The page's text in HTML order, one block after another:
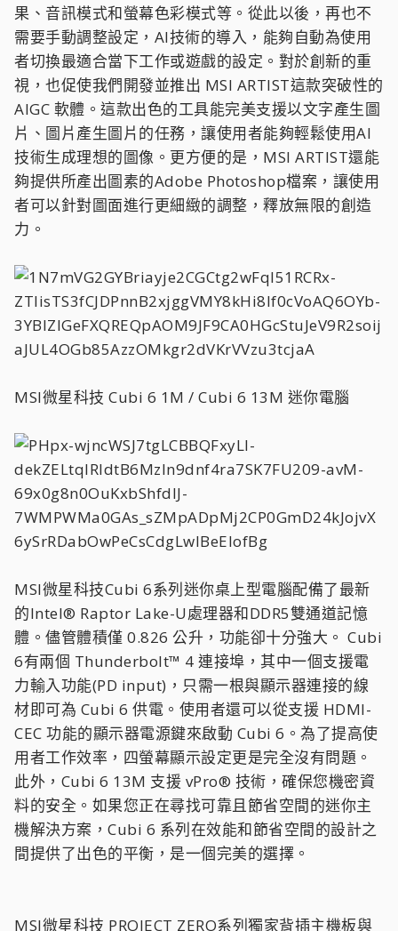
果、音訊模式和螢幕色彩模式等。從此以後，再也不
需要手動調整設定，AI技術的導入，能夠自動為使用
者切換最適合當下工作或遊戲的設定。對於創新的重
視，也促使我們開發並推出 MSI ARTIST這款突破性的
AIGC 軟體。這款出色的工具能完美支援以文字產生圖
片、圖片產生圖片的任務，讓使用者能夠輕鬆使用AI
技術生成理想的圖像。更方便的是，MSI ARTIST還能
夠提供所產出圖素的Adobe Photoshop檔案，讓使用
者可以針對圖面進行更細緻的調整，釋放無限的創造
力。
MSI微星科技 Cubi 6 1M / Cubi 6 13M 迷你電腦
MSI微星科技Cubi 6系列迷你桌上型電腦配備了最新
的Intel® Raptor Lake-U處理器和DDR5雙通道記憶
體。儘管體積僅 0.826 公升，功能卻十分強大。 Cubi
6有兩個 Thunderbolt™ 4 連接埠，其中一個支援電
力輸入功能(PD input)，只需一根與顯示器連接的線
材即可為 Cubi 6 供電。使用者還可以從支援 HDMI-
CEC 功能的顯示器電源鍵來啟動 Cubi 6。為了提高使
用者工作效率，四螢幕顯示設定更是完全沒有問題。
此外，Cubi 6 13M 支援 vPro® 技術，確保您機密資
料的安全。如果您正在尋找可靠且節省空間的迷你主
機解決方案，Cubi 6 系列在效能和節省空間的設計之
間提供了出色的平衡，是一個完美的選擇。
MSI微星科技 PROJECT ZERO系列獨家背插主機板與